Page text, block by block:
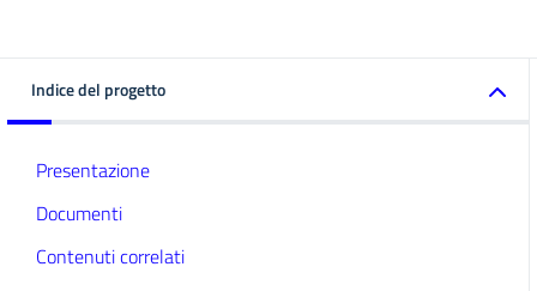
Indice del progetto
Presentazione
Documenti
Contenuti correlati